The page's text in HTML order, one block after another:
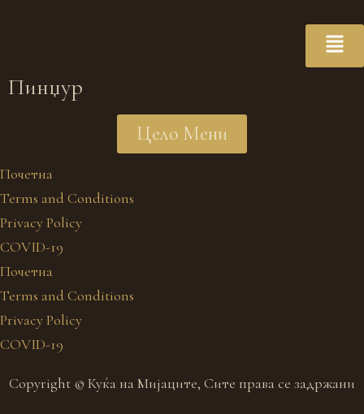
Пинџур
Цело Мени
Почетна
Terms and Conditions
Privacy Policy
COVID-19
Почетна
Terms and Conditions
Privacy Policy
COVID-19
Copyright © Куќа на Мијаците, Сите права се задржани